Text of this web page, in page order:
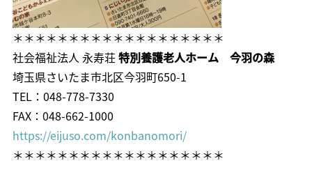
＊＊＊＊＊＊＊＊＊＊＊＊＊＊＊＊＊＊＊
社会福祉法人 永寿荘特別養護老人ホーム 今羽の森
埼玉県さいたま市北区今羽町650-1
TEL：048-778-7330
FAX：048-662-1000
https://eijuso.com/konbanomori/
＊＊＊＊＊＊＊＊＊＊＊＊＊＊＊＊＊＊＊